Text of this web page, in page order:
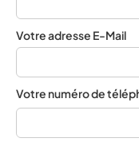
Votre adresse E-Mail
Votre numéro de